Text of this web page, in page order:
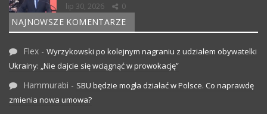
lip 30, 2026 0
NAJNOWSZE KOMENTARZE
Flex - Wyrzykowski po kolejnym nagraniu z udziałem obywatelki
Ukrainy: „Nie dajcie się wciągnąć w prowokację”
Hammurabi - SBU będzie mogła działać w Polsce. Co naprawdę
zmienia nowa umowa?